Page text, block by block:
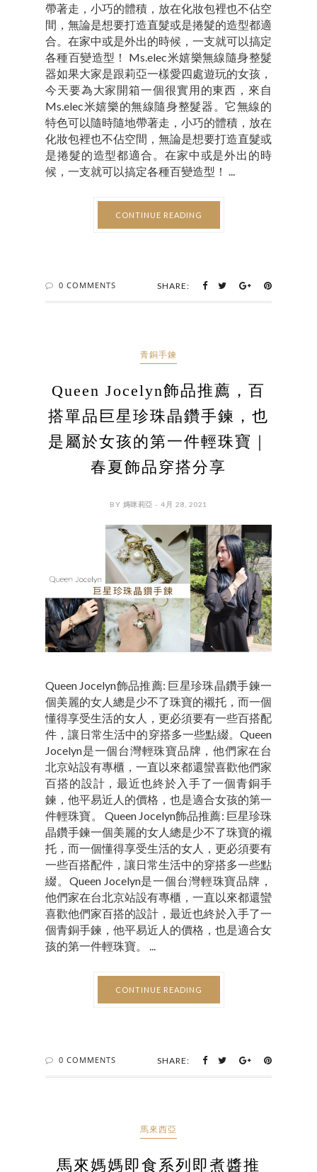
帶著走，小巧的體積，放在化妝包裡也不佔空
間，無論是想要打造直髮或是捲髮的造型都適
合。在家中或是外出的時候，一支就可以搞定
各種百變造型！ Ms.elec米嬉樂無線隨身整髮
器如果大家是跟莉亞一樣愛四處遊玩的女孩，
今天要為大家開箱一個很實用的東西，來自
Ms.elec米嬉樂的無線隨身整髮器。它無線的
特色可以隨時隨地帶著走，小巧的體積，放在
化妝包裡也不佔空間，無論是想要打造直髮或
是捲髮的造型都適合。在家中或是外出的時
候，一支就可以搞定各種百變造型！ ...
CONTINUE READING
0 COMMENTS SHARE:
青銅手鍊
Queen Jocelyn飾品推薦，百
搭單品巨星珍珠晶鑽手鍊，也
是屬於女孩的第一件輕珠寶｜
春夏飾品穿搭分享
BY 媽咪莉亞 - 4月 28, 2021
Queen Jocelyn飾品推薦: 巨星珍珠晶鑽手鍊一
個美麗的女人總是少不了珠寶的襯托，而一個
懂得享受生活的女人，更必須要有一些百搭配
件，讓日常生活中的穿搭多一些點綴。Queen
Jocelyn是一個台灣輕珠寶品牌，他們家在台
北京站設有專櫃，一直以來都還蠻喜歡他們家
百搭的設計，最近也終於入手了一個青銅手
鍊，他平易近人的價格，也是適合女孩的第一
件輕珠寶。 Queen Jocelyn飾品推薦: 巨星珍珠
晶鑽手鍊一個美麗的女人總是少不了珠寶的襯
托，而一個懂得享受生活的女人，更必須要有
一些百搭配件，讓日常生活中的穿搭多一些點
綴。Queen Jocelyn是一個台灣輕珠寶品牌，
他們家在台北京站設有專櫃，一直以來都還蠻
喜歡他們家百搭的設計，最近也終於入手了一
個青銅手鍊，他平易近人的價格，也是適合女
孩的第一件輕珠寶。 ...
CONTINUE READING
0 COMMENTS SHARE:
馬來西亞
馬來媽媽即食系列即煮醬推